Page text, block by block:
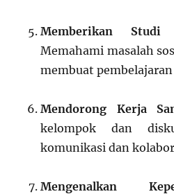
Memberikan Studi
Memahami masalah
membuat
Mendorong Kerja
kelompok dan
komunikasi dan
Mengenalkan